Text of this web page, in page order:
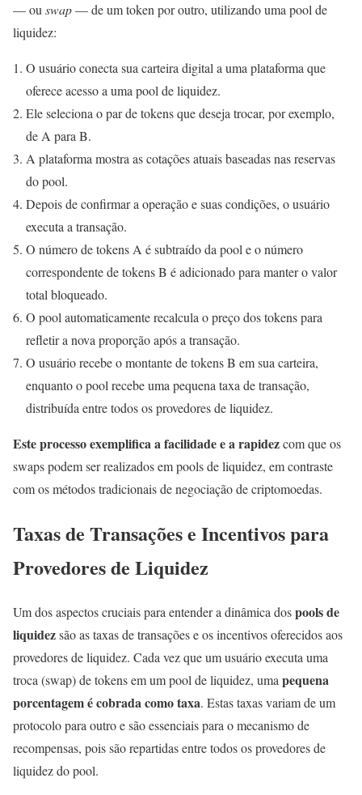
— ouswap— de um token por outro, utilizando uma pool de
liquidez:
O usuário conecta sua carteira digital a uma plataforma que
oferece acesso a uma pool de liquidez.
Ele seleciona o par de tokens que deseja trocar, por exemplo,
de A para B.
A plataforma mostra as cotações atuais baseadas nas reservas
do pool.
Depois de confirmar a operação e suas condições, o usuário
executa a transação.
O número de tokens A é subtraído da pool e o número
correspondente de tokens B é adicionado para manter o valor
total bloqueado.
O pool automaticamente recalcula o preço dos tokens para
refletir a nova proporção após a transação.
O usuário recebe o montante de tokens B em sua carteira,
enquanto o pool recebe uma pequena taxa de transação,
distribuída entre todos os provedores de liquidez.
Este processo exemplifica a facilidade e a rapidezcom que os
swaps podem ser realizados em pools de liquidez, em contraste
com os métodos tradicionais de negociação de criptomoedas.
Taxas de Transações e Incentivos para
Provedores de Liquidez
Um dos aspectos cruciais para entender a dinâmica dospools de
liquidezsão as taxas de transações e os incentivos oferecidos aos
provedores de liquidez. Cada vez que um usuário executa uma
troca (swap) de tokens em um pool de liquidez, uma pequena
porcentagem é cobrada como taxa. Estas taxas variam de um
protocolo para outro e são essenciais para o mecanismo de
recompensas, pois são repartidas entre todos os provedores de
liquidez do pool.